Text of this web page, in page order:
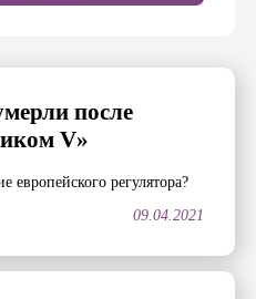
после
V»
регулятора?
09.04.2021